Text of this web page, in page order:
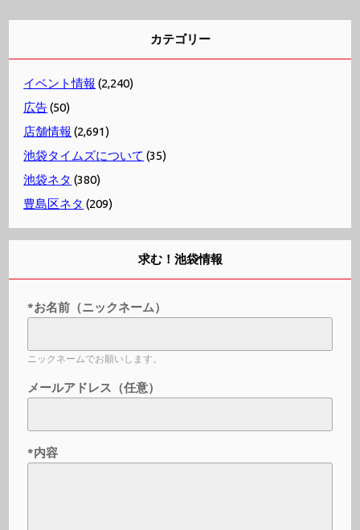
カテゴリー
イベント情報 (2,240)
広告(50)
店舗情報 (2,691)
池袋タイムズについて (35)
池袋ネタ (380)
豊島区ネタ (209)
求む！池袋情報
*お名前（ニックネーム）
ニックネームでお願いします。
メールアドレス（任意）
*内容